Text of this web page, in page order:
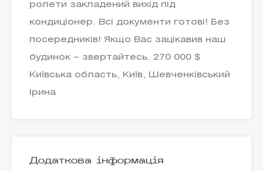
ролети закладений вихід під
кондиціонер. Всі документи готові! Без
посередників! Якщо Вас зацікавив наш
будинок – звертайтесь. 270 000 $
Київська область, Київ, Шевченківський
Ірина
Додаткова інформація